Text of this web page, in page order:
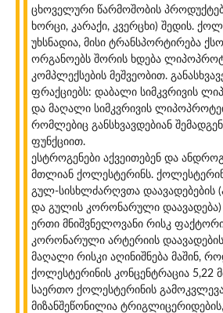
ცხოველური წარმოშობის
ხორცი, კარაქი, კვერცხი) შედის.
უხსნადია, მისი ტრანსპორტირება
ორგანოებს შორის ხდება
კომპლექსების მეშვეობით.
ფრაქციებს: დაბალი სიმკვრივის
და მაღალი სიმკვრივის
რომლებიც განსხვავდებიან
ფუნქციით.
ესტროგენები აქვეითებენ და
მთლიან ქოლესტერინს.
გულ-სისხლძარღვთა
და გულის კორონარული დაავადება)
ერთი მნიშვნელოვანი რისკ
კორონარული არტერიის დაავადების
მაღალი რისკი აღინიშნება მაშინ,
ქოლესტერინის კონცენტრაცია 5,22
საერთო ქოლესტერინის
მიზანშეწონილია